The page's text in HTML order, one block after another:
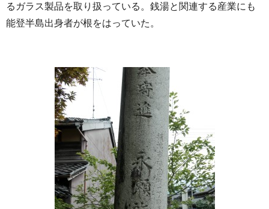
るガラス製品を取り扱っている。銭湯と関連する産業にも
能登半島出身者が根をはっていた。